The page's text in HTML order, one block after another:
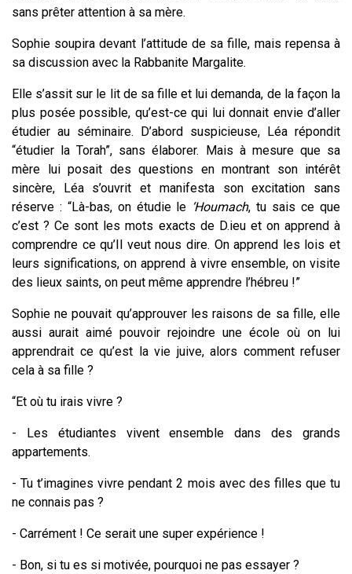
sans prêter attention à sa mère.
Sophie soupira devant l’attitude de sa fille, mais repensa à
sa discussion avec la Rabbanite Margalite.
Elle s’assit sur le lit de sa fille et lui demanda, de la façon la
plus posée possible, qu’est-ce qui lui donnait envie d’aller
étudier au séminaire. D’abord suspicieuse, Léa répondit
“étudier la Torah”, sans élaborer. Mais à mesure que sa
mère lui posait des questions en montrant son intérêt
sincère, Léa s’ouvrit et manifesta son excitation sans
réserve : “Là-bas, on étudie le ‘Houmach, tu sais ce que
c’est ? Ce sont les mots exacts de D.ieu et on apprend à
comprendre ce qu’Il veut nous dire. On apprend les lois et
leurs significations, on apprend à vivre ensemble, on visite
des lieux saints, on peut même apprendre l’hébreu !”
Sophie ne pouvait qu’approuver les raisons de sa fille, elle
aussi aurait aimé pouvoir rejoindre une école où on lui
apprendrait ce qu’est la vie juive, alors comment refuser
cela à sa fille ?
“Et où tu irais vivre ?
- Les étudiantes vivent ensemble dans des grands
appartements.
- Tu t’imagines vivre pendant 2 mois avec des filles que tu
ne connais pas ?
- Carrément ! Ce serait une super expérience !
- Bon, si tu es si motivée, pourquoi ne pas essayer ?